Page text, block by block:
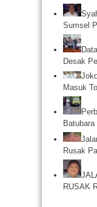
Sumsel
Desak
Masuk
Rusak
RUSAK